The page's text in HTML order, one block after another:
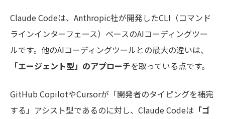
Claude Codeは、Anthropic社が開発したCLI（コマンド
ラインインターフェース）ベースのAIコーディングツー
ルです。他のAIコーディングツールとの最大の違いは、
「エージェント型」のアプローチを取っている点です。
GitHub CopilotやCursorが「開発者のタイピングを補完
する」アシスト型であるのに対し、Claude Codeは 「ゴ